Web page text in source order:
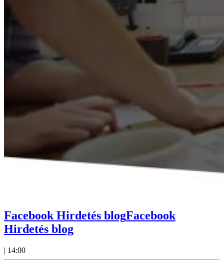
Facebook Hirdetés blogFacebook
Hirdetés blog
| 14:00